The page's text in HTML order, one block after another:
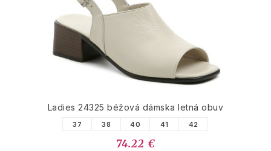
Ladies 24325 béžová dámska letná obuv
37 38 40 41 42
74.22 €